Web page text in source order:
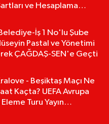
ve Hesaplama
İş 1 No'lu Şube
Pastal ve Yönetimi
ÇAĞDAŞ-SEN'e Geçti
- Beşiktaş Maçı Ne
Kaçta? UEFA Avrupa
Turu Yayın